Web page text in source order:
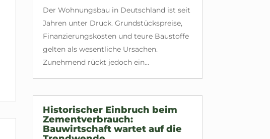
Der Wohnungsbau in Deutschland ist seit
Jahren unter Druck. Grundstückspreise,
Finanzierungskosten und teure Baustoffe
gelten als wesentliche Ursachen.
Zunehmend rückt jedoch ein...
Historischer Einbruch beim
Zementverbrauch:
Bauwirtschaft wartet auf die